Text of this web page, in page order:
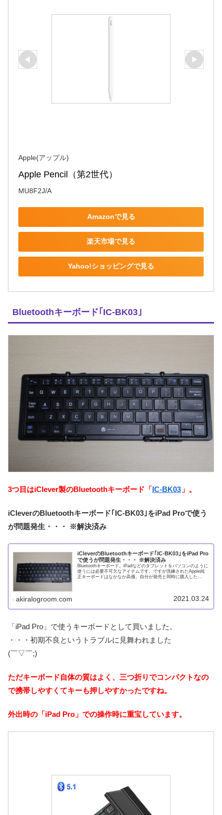
Apple(アップル)
Apple Pencil（第2世代）
MU8F2J/A
Amazonで見る
楽天市場で見る
Yahoo!ショッピングで見る
Bluetoothキーボード｢IC-BK03｣
3つ目はiClever製のBluetoothキーボード「IC-BK03 」。
iCleverのBluetoothキーボード｢IC-BK03｣をiPad Proで使う
が問題発生・・・ ※解決済み
iCleverのBluetoothキーボード｢IC-BK03｣をiPad Pro
で使うが問題発生・・・ ※解決済み
Bluetoothキーボード。iPadなどのタブレットをパソコンのように
使うには必要不可欠なアイテムです。ですが洗練されたApple純
正キーボードはなかなか高価。自分が発売と同時に購入した
akiralogroom.com 2021.03.24
「iPad Pro」で使うキーボードとして買いました。
・・・初期不良というトラブルに見舞われました
(￣▽￣;)
ただキーボード自体の質はよく、三つ折りでコンパクトなの
で携帯しやすくてキーも押しやすかったですね。
外出時の「iPad Pro」での操作時に重宝しています。